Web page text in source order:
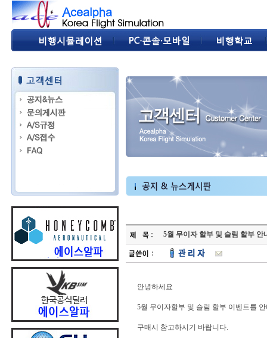
5월 무이자 할부 및 슬림 할부 안
안녕하세요
5월 무이자할부 및 슬림 할부 이벤트를
구매시 참고하시기 바랍니다.